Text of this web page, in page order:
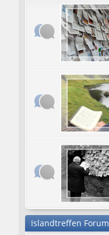
Islandtreffen Forum